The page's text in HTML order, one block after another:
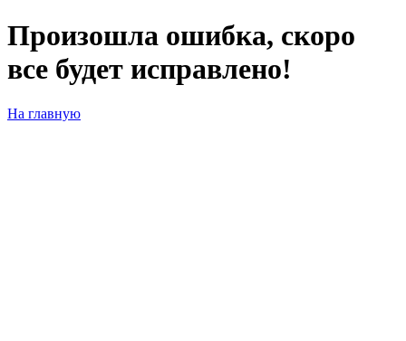
Произошла ошибка, скоро
все будет исправлено!
На главную